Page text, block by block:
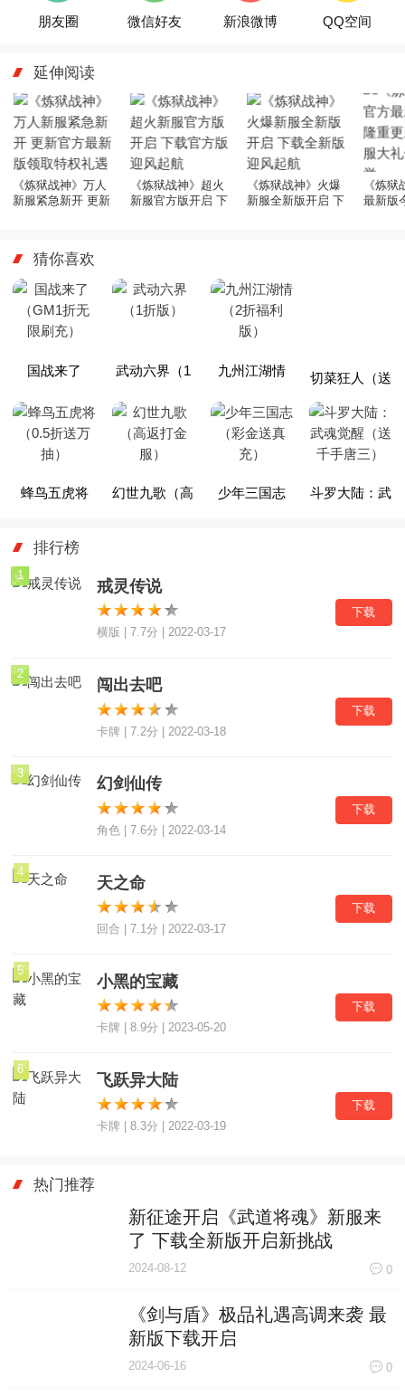
朋友圈 微信好友 新浪微博 QQ空间
延伸阅读
《炼狱战神》万人
新服紧急新开 更新
《炼狱战神》超火
新服官方版开启 下
《炼狱战神》火爆
新服全新版开启 下
《炼
最新版
猜你喜欢
国战来了
（GM1折无
限刷充）
武动六界（1
折版）
九州江湖情
（2折福利
版）
切菜狂人（送
魔改咸鱼刷
充）
蜂鸟五虎将
抽）
幻世九歌（高 少年三国志 斗罗大陆：武
排行榜
1
戒灵传说
横版 | 7.7分 | 2022-03-17
下载
2
闯出去吧
卡牌 | 7.2分 | 2022-03-18
下载
3
幻剑仙传
角色 | 7.6分 | 2022-03-14
下载
4
天之命
回合 | 7.1分 | 2022-03-17
下载
5
小黑的宝藏
卡牌 | 8.9分 | 2023-05-20
下载
6
飞跃异大陆
卡牌 | 8.3分 | 2022-03-19
下载
热门推荐
新征途开启《武道将魂》新服来
了 下载全新版开启新挑战
2024-08-12 0
《剑与盾》极品礼遇高调来袭 最
新版下载开启
2024-06-16 0